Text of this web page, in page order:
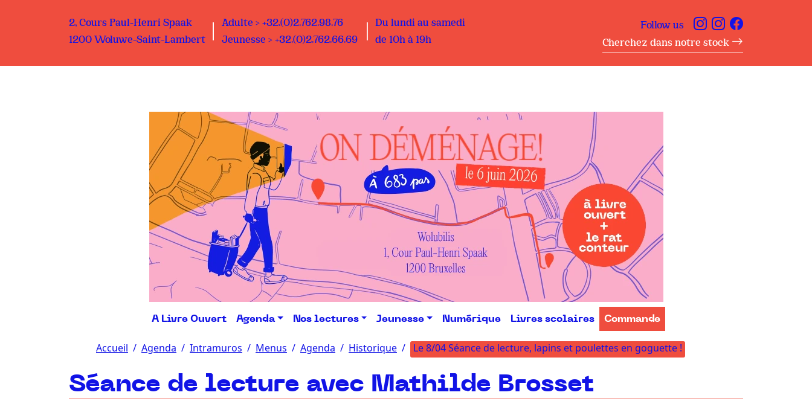
2, Cours Paul-Henri Spaak
1200 Woluwe-Saint-Lambert
Adulte > +32.(0)2.762.98.76
Jeunesse > +32.(0)2.762.66.69
Du lundi au samedi
de 10h à 19h
Follow us
Cherchez dans notre stock
A Livre Ouvert Agenda Nos lectures Jeunesse Numérique Livres scolaires Commande
Accueil Agenda Intramuros Menus Agenda Historique Le 8/04 Séance de lecture, lapins et poulettes en goguette !
Séance de lecture avec Mathilde Brosset